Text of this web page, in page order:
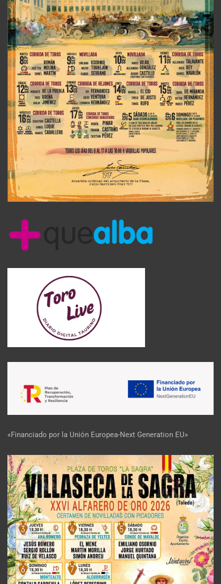
«Financiado por la Unión Europea-Next Generation EU»